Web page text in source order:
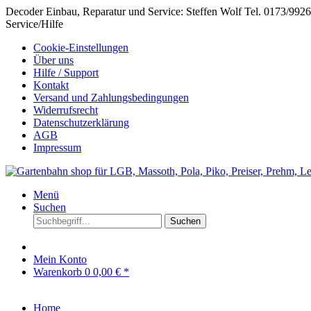
Decoder Einbau, Reparatur und Service: Steffen Wolf Tel. 0173/
Service/Hilfe
Cookie-Einstellungen
Über uns
Hilfe / Support
Kontakt
Versand und Zahlungsbedingungen
Widerrufsrecht
Datenschutzerklärung
AGB
Impressum
Menü
Suchen
Suchen
Mein Konto
Warenkorb 0 0,00 € *
Home